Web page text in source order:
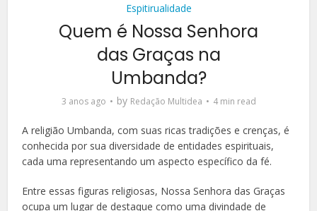
Espitirualidade
Quem é Nossa Senhora
das Graças na
Umbanda?
3 anos ago by Redação Multidea 4 min read
A religião Umbanda, com suas ricas tradições e crenças, é
conhecida por sua diversidade de entidades espirituais,
cada uma representando um aspecto específico da fé.
Entre essas figuras religiosas, Nossa Senhora das Graças
ocupa um lugar de destaque como uma divindade de